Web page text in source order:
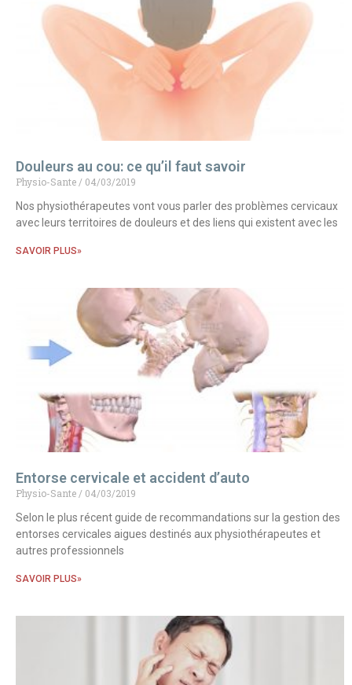
Douleurs au cou: ce qu’il faut savoir
Physio-Sante
04/03/2019
Nos physiothérapeutes vont vous parler des problèmes cervicaux
avec leurs territoires de douleurs et des liens qui existent avec les
SAVOIR PLUS»
Entorse cervicale et accident d’auto
Physio-Sante
04/03/2019
Selon le plus récent guide de recommandations sur la gestion des
entorses cervicales aigues destinés aux physiothérapeutes et
autres professionnels
SAVOIR PLUS»